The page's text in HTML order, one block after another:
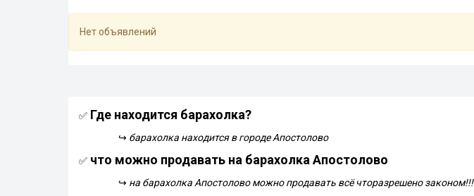
Нет объявлений
✅ Где находится барахолка?
↪ барахолка находится в городе Апостолово
✅ что можно продавать на барахолка Апостолово
↪ на барахолка Апостолово можно продавать всё чторазрешено законом!!!